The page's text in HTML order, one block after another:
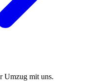
Umzug mit uns.